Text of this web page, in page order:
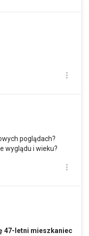
poglądach?
wyglądu i wieku?
47-letni mieszkaniec